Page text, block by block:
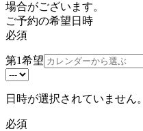
場合がございます。
ご予約の希望日時
必須
第1希望
日時が選択されていません。
必須